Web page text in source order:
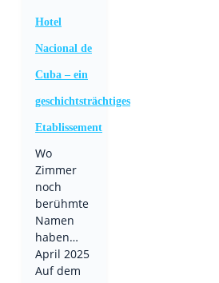
Hotel
Nacional de
Cuba – ein
geschichtsträchtiges
Etablissement
Wo
Zimmer
noch
berühmte
Namen
haben…
April 2025
Auf dem